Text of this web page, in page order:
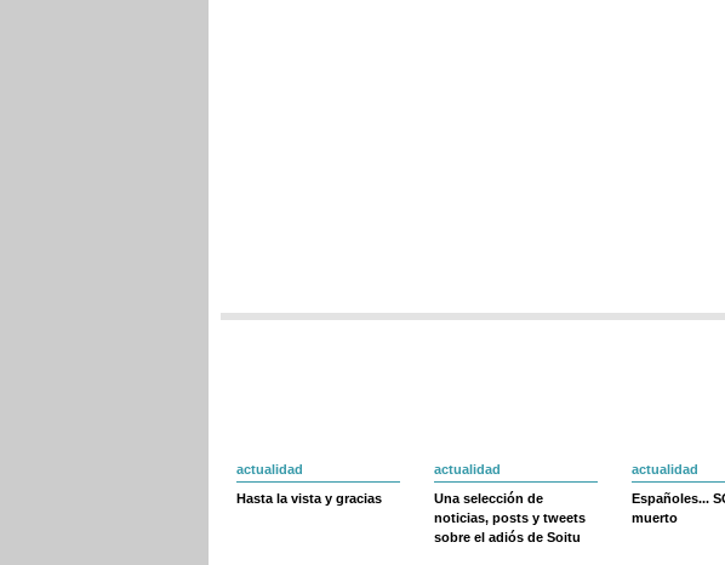
actualidad
Hasta la vista y gracias
actualidad
Una selección de
noticias, posts y tweets
sobre el adiós de Soitu
actualidad
Españoles...
muerto